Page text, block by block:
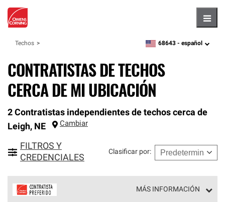
Techos zipcode,language
68643 - español
CONTRATISTAS DE TECHOS
CERCA DE MI UBICACIÓN
2 Contratistas independientes de techos cerca de
Leigh, NE Cambiar
FILTROS Y
CREDENCIALES
Clasificar por:
MÁS INFORMACIÓN